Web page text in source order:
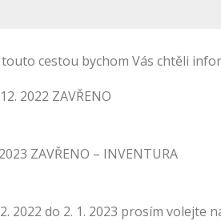
cestou bychom Vás chtěli
2022 ZAVŘENO
ZAVŘENO – INVENTURA
2022 do 2. 1. 2023 prosím volejte